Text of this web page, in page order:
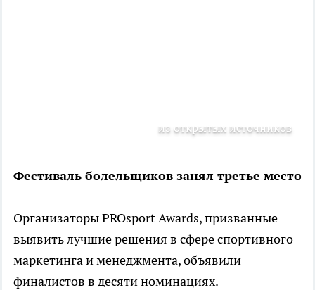
из открытых источников
Фестиваль болельщиков занял третье место
Организаторы PROsport Awards, призванные
выявить лучшие решения в сфере спортивного
маркетинга и менеджмента, объявили
финалистов в десяти номинациях.